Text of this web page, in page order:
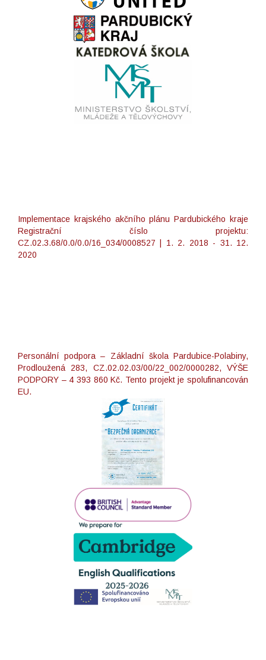
Implementace krajského akčního plánu Pardubického kraje
Registrační číslo projektu:
CZ.02.3.68/0.0/0.0/16_034/0008527 | 1. 2. 2018 - 31. 12.
2020
Personální podpora – Základní škola Pardubice-Polabiny,
Prodloužená 283, CZ.02.02.03/00/22_002/0000282, VÝŠE
PODPORY – 4 393 860 Kč. Tento projekt je spolufinancován
EU.